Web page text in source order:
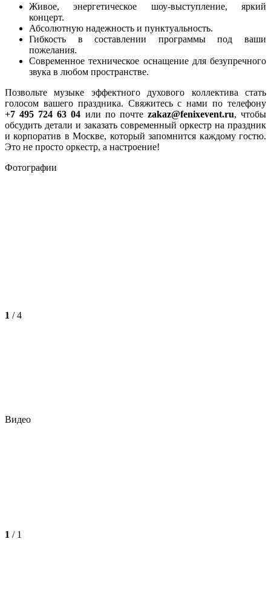
Живое, энергетическое шоу-выступление, яркий
концерт.
Абсолютную надежность и пунктуальность.
Гибкость в составлении программы под ваши
пожелания.
Современное техническое оснащение для безупречного
звука в любом пространстве.
Позвольте музыке эффектного духового коллектива стать
голосом вашего праздника. Свяжитесь с нами по телефону
+7 495 724 63 04 или по почте zakaz@fenixevent.ru, чтобы
обсудить детали и заказать современный оркестр на праздник
и корпоратив в Москве, который запомнится каждому гостю.
Это не просто оркестр, а настроение!
Фотографии
1 /4
Видео
1 / 1